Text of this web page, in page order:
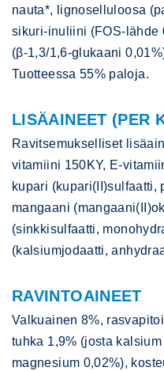
nauta*, lignoselluloosa
sikuri-inuliini (FOS-lähde
(β-1,3/1,6-glukaani
Tuotteessa 55% paloja.
LISÄAINEET (PER
Ravitsemukselliset
vitamiini 150KY, E-
kupari (kupari(II)sulfaatti,
mangaani
(sinkkisulfaatti,
(kalsiumjodaatti,
RAVINTOAINEET
Valkuainen 8%,
tuhka 1,9% (josta
magnesium 0,02%),